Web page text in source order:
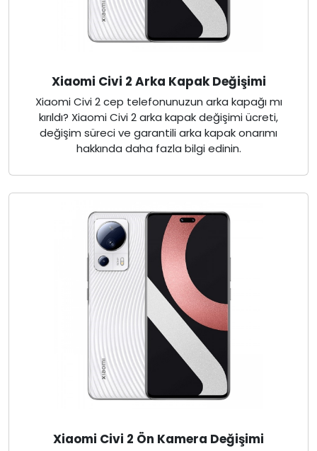
Xiaomi Civi 2 Arka Kapak Değişimi
Xiaomi Civi 2 cep telefonunuzun arka kapağı mı
kırıldı? Xiaomi Civi 2 arka kapak değişimi ücreti,
değişim süreci ve garantili arka kapak onarımı
hakkında daha fazla bilgi edinin.
Xiaomi Civi 2 Ön Kamera Değişimi